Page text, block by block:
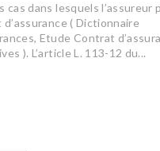
cas dans lesquels l’assureur
( Dictionnaire
Etude Contrat
). L’article L. 113-12 du...